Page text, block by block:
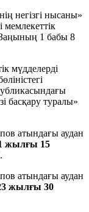
негiзгi нысаны»
мемлекеттік
Заңының 1 бабы 8
мүдделердi
басқару туралы»
атындағы аудан
жылғы 15
атындағы аудан
жылғы 30